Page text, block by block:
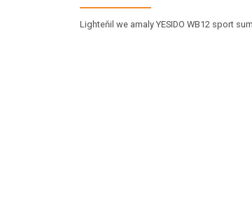
Lighteňil we amaly YESIDO WB12 sport